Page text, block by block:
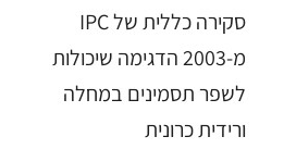
סקירה כללית של IPC
מ‑2003 הדגימה שיכולות
לשפר תסמינים במחלה
ורידית כרונית